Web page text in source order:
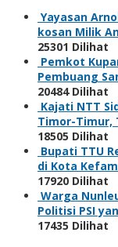
Yayasan
kosan Milik
25301 Dilihat
Pemkot
Pembuang
20484 Dilihat
Kajati NTT
Timor-Timur,
18505 Dilihat
Bupati TTU
di Kota
17920 Dilihat
Warga
Politisi PSI
17435 Dilihat